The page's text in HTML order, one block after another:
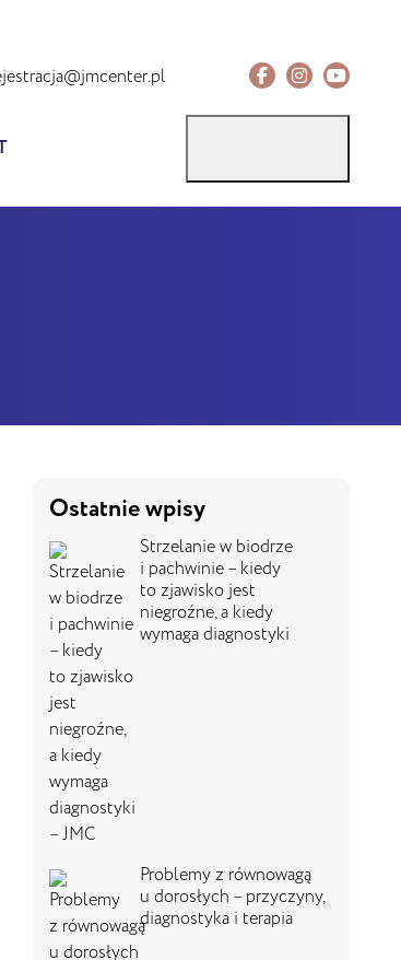
Ostatnie wpisy
Strzelanie w biodrze
i pachwinie – kiedy
to zjawisko jest
niegroźne, a kiedy
wymaga diagnostyki
Problemy z równowagą
u dorosłych – przyczyny,
diagnostyka i terapia